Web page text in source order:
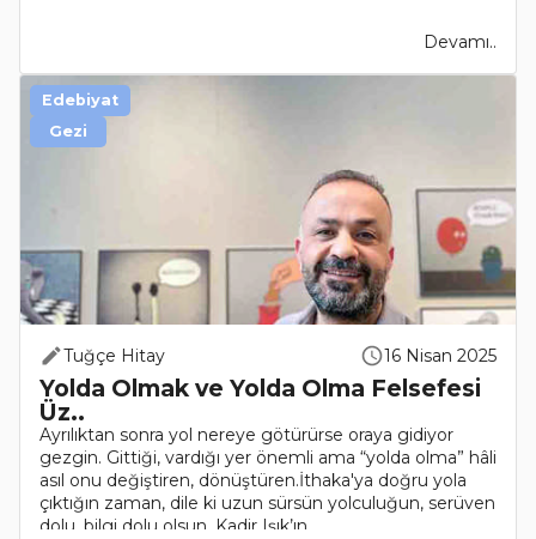
Devamı..
Tuğçe Hitay 16 Nisan 2025
Yolda Olmak ve Yolda Olma Felsefesi
Üz..
Ayrılıktan sonra yol nereye götürürse oraya gidiyor
gezgin. Gittiği, vardığı yer önemli ama “yolda olma” hâli
asıl onu değiştiren, dönüştüren.İthaka'ya doğru yola
çıktığın zaman, dile ki uzun sürsün yolculuğun, serüven
dolu, bilgi dolu olsun. Kadir Işık’ın ..
Edebiyat
Gezi